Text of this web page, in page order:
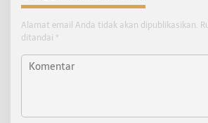
Alamat email Anda tidak akan dipublikasikan.
ditandai *